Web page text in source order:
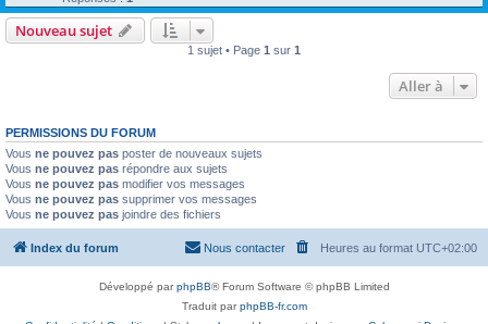
Nouveau sujet
1 sujet • Page 1 sur 1
Aller à
PERMISSIONS DU FORUM
Vous ne pouvez pas poster de nouveaux sujets
Vous ne pouvez pas répondre aux sujets
Vous ne pouvez pas modifier vos messages
Vous ne pouvez pas supprimer vos messages
Vous ne pouvez pas joindre des fichiers
Index du forum Heures au format UTC+02:00
Nous contacter
Développé parphpBB® Forum Software © phpBB Limited
Traduit parphpBB-fr.com